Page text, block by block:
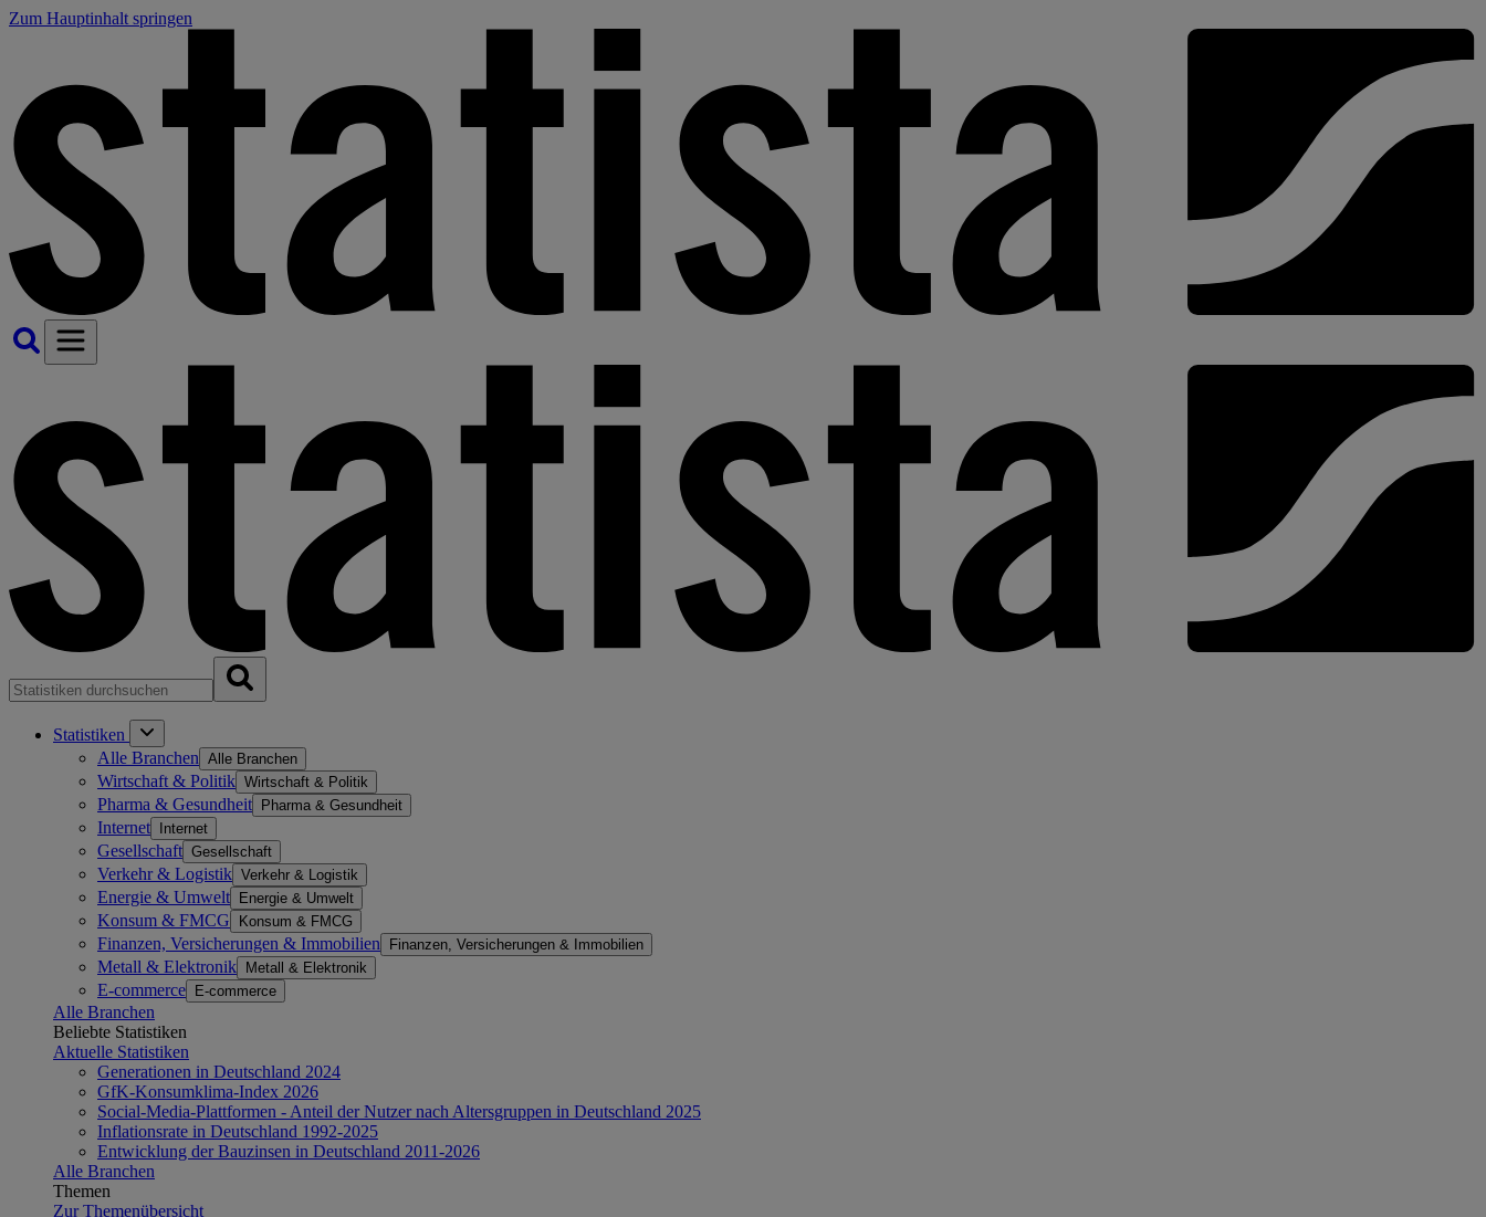
Zum Hauptinhalt springen
Statistiken
Alle Branchen Alle Branchen
Wirtschaft & Politik Wirtschaft & Politik
Pharma & Gesundheit Pharma & Gesundheit
Internet Internet
Gesellschaft Gesellschaft
Verkehr & Logistik Verkehr & Logistik
Energie & Umwelt Energie & Umwelt
Konsum & FMCG Konsum & FMCG
Finanzen, Versicherungen & Immobilien Finanzen, Versicherungen & Immobilien
Metall & Elektronik Metall & Elektronik
E-commerce E-commerce
Alle Branchen
Beliebte Statistiken
Aktuelle Statistiken
Generationen in Deutschland 2024
GfK-Konsumklima-Index 2026
Social-Media-Plattformen - Anteil der Nutzer nach Altersgruppen in Deutschland 2025
Inflationsrate in Deutschland 1992-2025
Entwicklung der Bauzinsen in Deutschland 2011-2026
Alle Branchen
Themen
Zur Themenübersicht